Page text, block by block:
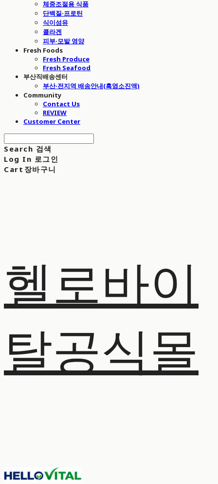
체중조절용 식품
단백질·프로틴
식이섬유
콜라겐
피부·모발 영양
Fresh Foods
Fresh Produce
Fresh Seafood
부산직배송센터
부산·전지역 배송안내(흑염소진액)
Community
Contact Us
REVIEW
Customer Center
Search 검색
Log In 로그인
Cart 장바구니
헬로바이
탈공식몰